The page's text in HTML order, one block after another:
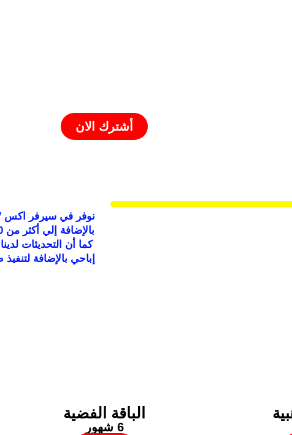
أشترك الان
كما أن التحديثات
الباقة الفضية
6 شهور